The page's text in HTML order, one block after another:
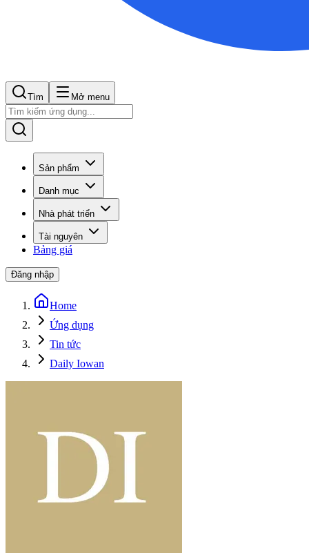
Tìm Mở menu
Sản phẩm
Danh mục
Nhà phát triển
Tài nguyên
Bảng giá
Đăng nhập
Home
Ứng dụng
Tin tức
Daily Iowan